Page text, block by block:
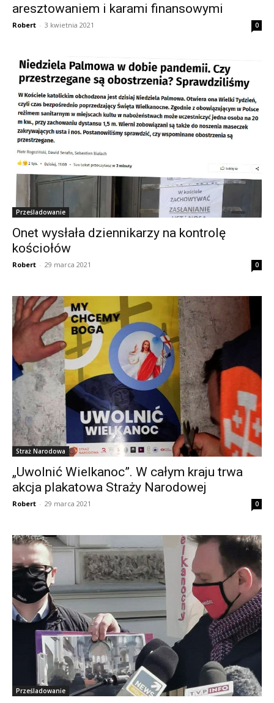
aresztowaniem i karami finansowymi
Robert - 3 kwietnia 2021 0
Prześladowanie
Onet wysłała dziennikarzy na kontrolę
kościołów
Robert - 29 marca 2021 0
Straż Narodowa
„Uwolnić Wielkanoc”. W całym kraju trwa
akcja plakatowa Straży Narodowej
Robert - 29 marca 2021 0
Prześladowanie